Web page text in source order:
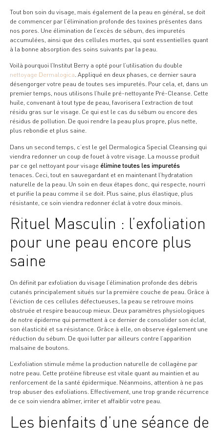
Tout bon soin du visage, mais également de la peau en général, se doit
de commencer par l’élimination profonde des toxines présentes dans
nos pores. Une élimination de l’excès de sébum, des impuretés
accumulées, ainsi que des cellules mortes, qui sont essentielles quant
à la bonne absorption des soins suivants par la peau.
Voilà pourquoi l’Institut Berry a opté pour l’utilisation du double
nettoyage Dermalogica . Appliqué en deux phases, ce dernier saura
désengorger votre peau de toutes ses impuretés. Pour cela, et, dans un
premier temps, nous utilisons l’huile pré-nettoyante Pré-Cleanse. Cette
huile, convenant à tout type de peau, favorisera l’extraction de tout
résidu gras sur le visage. Ce qui est le cas du sébum ou encore des
résidus de pollution. De quoi rendre la peau plus propre, plus nette,
plus rebondie et plus saine.
Dans un second temps, c’est le gel Dermalogica Special Cleansing qui
viendra redonner un coup de fouet à votre visage. La mousse produit
par ce gel nettoyant pour visage élimine toutes les impuretés
tenaces. Ceci, tout en sauvegardant et en maintenant l’hydratation
naturelle de la peau. Un soin en deux étapes donc, qui respecte, nourri
et purifie la peau comme il se doit. Plus saine, plus élastique, plus
résistante, ce soin viendra redonner éclat à votre doux minois.
Rituel Masculin : l’exfoliation
pour une peau encore plus
saine
On définit par exfoliation du visage l’élimination profonde des débris
cutanés principalement situés sur la première couche de peau. Grâce à
l’éviction de ces cellules défectueuses, la peau se retrouve moins
obstruée et respire beaucoup mieux. Deux paramètres physiologiques
de notre épiderme qui permettent à ce dernier de consolider son éclat,
son élasticité et sa résistance. Grâce à elle, on observe également une
réduction du sébum. De quoi lutter par ailleurs contre l’apparition
malsaine de boutons.
L’exfoliation stimule même la production naturelle de collagène par
notre peau. Cette protéine fibreuse est vitale quant au maintien et au
renforcement de la santé épidermique. Néanmoins, attention à ne pas
trop abuser des exfoliations. Effectivement, une trop grande récurrence
de ce soin viendra abîmer, irriter et affaiblir votre peau.
Les bienfaits d’une séance de